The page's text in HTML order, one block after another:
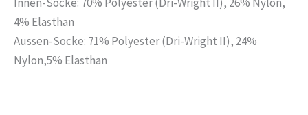
4% Elasthan
Aussen-Socke: 71% Polyester (Dri-Wright II), 24%
Nylon,5% Elasthan